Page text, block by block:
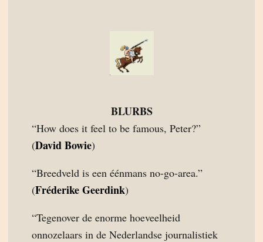
BLURBS
“How does it feel to be famous, Peter?”
(David Bowie)
“Breedveld is een éénmans no-go-area.”
(Fréderike Geerdink)
“Tegenover de enorme hoeveelheid
onnozelaars in de Nederlandse journalistiek